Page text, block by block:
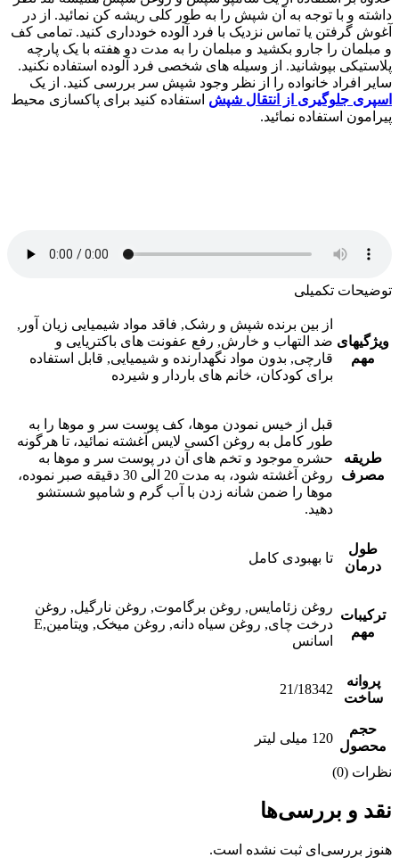
داشته و با توجه به آن شپش را به طور کلی ریشه کن نمائید. از در
آغوش گرفتن یا تماس نزدیک با فرد آلوده خودداری کنید. تمامی کف
و مبلمان را جارو بکشید و مبلمان را به مدت دو هفته با یک پارچه
پلاستیکی بپوشانید. از وسیله های شخصی فرد آلوده استفاده نکنید.
سایر افراد خانواده را از نظر وجود شپش سر بررسی کنید. از یک
اسپری جلوگیری از انتقال شپش استفاده کنید برای پاکسازی محیط
پیرامون استفاده نمائید.
توضیحات تکمیلی
ویژگیهای
مهم
از بین برنده شپش و رشک, فاقد مواد شیمیایی زیان آور,
ضد التهاب و خارش, رفع عفونت های باکتریایی و
قارچی, بدون مواد نگهدارنده و شیمیایی, قابل استفاده
برای کودکان، خانم های باردار و شیرده
طریقه
مصرف
قبل از خیس نمودن موها، کف پوست سر و موها را به
طور کامل به روغن اکسی لایس آغشته نمائید، تا هرگونه
حشره موجود و تخم های آن در پوست سر و موها به
روغن آغشته شود، به مدت 20 الی 30 دقیقه صبر نموده،
موها را ضمن شانه زدن با آب گرم و شامپو شستشو
دهید.
طول
درمان
تا بهبودی کامل
ترکیبات
مهم
روغن زئامایس, روغن برگاموت, روغن نارگیل, روغن
درخت چای, روغن سیاه دانه, روغن میخک, ویتامین,E
اسانس
پروانه
ساخت
21/18342
حجم
محصول
120 میلی لیتر
نظرات (0)
نقد و بررسی‌ها
هنوز بررسی‌ای ثبت نشده است.